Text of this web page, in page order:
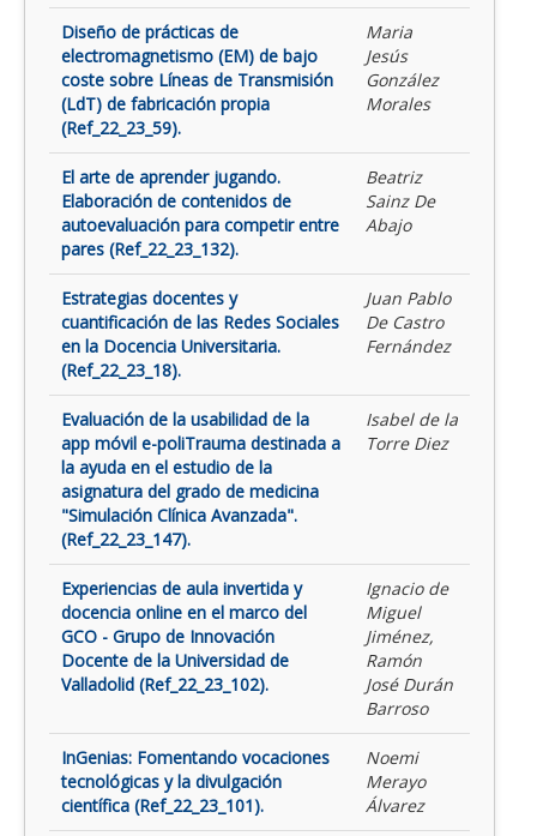
Diseño de prácticas de
electromagnetismo (EM) de bajo
coste sobre Líneas de Transmisión
(LdT) de fabricación propia
(Ref_22_23_59).
Maria
Jesús
González
Morales
El arte de aprender jugando.
Elaboración de contenidos de
autoevaluación para competir entre
pares (Ref_22_23_132).
Beatriz
Sainz De
Abajo
Estrategias docentes y
cuantificación de las Redes Sociales
en la Docencia Universitaria.
(Ref_22_23_18).
Juan Pablo
De Castro
Fernández
Evaluación de la usabilidad de la
app móvil e-poliTrauma destinada a
la ayuda en el estudio de la
asignatura del grado de medicina
"Simulación Clínica Avanzada".
(Ref_22_23_147).
Isabel de la
Torre Diez
Experiencias de aula invertida y
docencia online en el marco del
GCO - Grupo de Innovación
Docente de la Universidad de
Valladolid (Ref_22_23_102).
Ignacio de
Miguel
Jiménez,
Ramón
José Durán
Barroso
InGenias: Fomentando vocaciones
tecnológicas y la divulgación
científica (Ref_22_23_101).
Noemi
Merayo
Álvarez